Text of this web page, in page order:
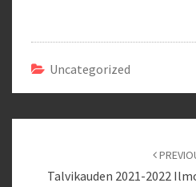
Uncategorized
Talvikauden 2021-2022